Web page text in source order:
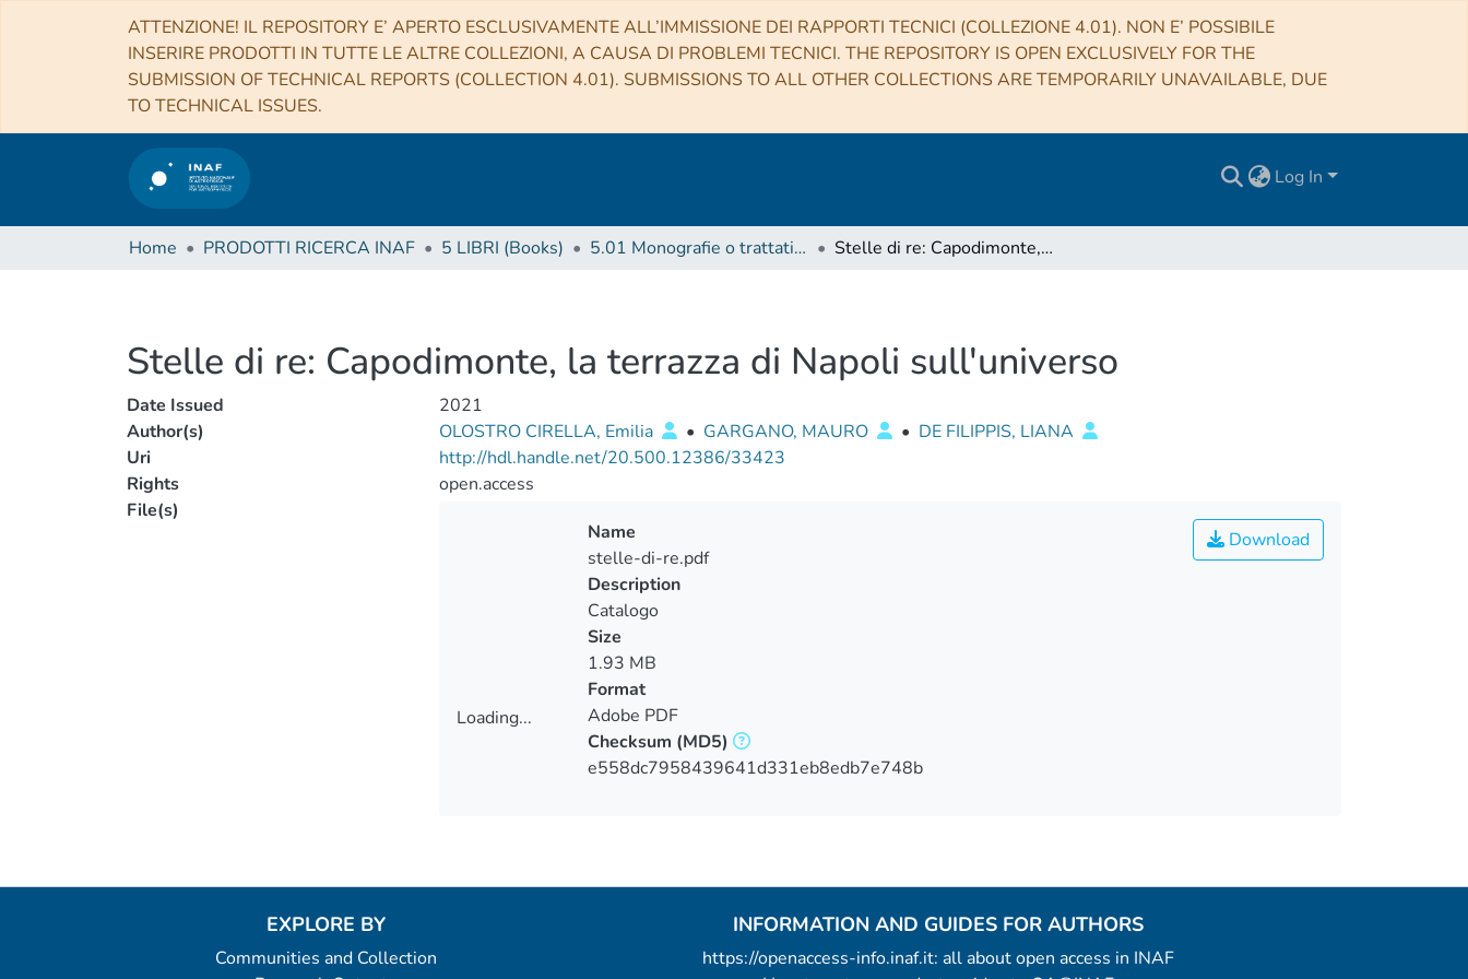
ATTENZIONE! IL REPOSITORY E’ APERTO ESCLUSIVAMENTE ALL’IMMISSIONE DEI RAPPORTI TECNICI (COLLEZIONE 4.01). NON E’ POSSIBILE
INSERIRE PRODOTTI IN TUTTE LE ALTRE COLLEZIONI, A CAUSA DI PROBLEMI TECNICI. THE REPOSITORY IS OPEN EXCLUSIVELY FOR THE
SUBMISSION OF TECHNICAL REPORTS (COLLECTION 4.01). SUBMISSIONS TO ALL OTHER COLLECTIONS ARE TEMPORARILY UNAVAILABLE, DUE
TO TECHNICAL ISSUES.
Log In
Home PRODOTTI RICERCA INAF 5 LIBRI (Books) 5.01 Monografie o trattati scientifici Stelle di re: Capodimonte, la terrazza di Napoli sull'universo
Stelle di re: Capodimonte, la terrazza di Napoli sull'universo
Date Issued
2021
Author(s)
OLOSTRO CIRELLA, Emilia • GARGANO, MAURO • DE FILIPPIS, LIANA
Uri
http://hdl.handle.net/20.500.12386/33423
Rights
open.access
File(s)
Loading...
Download
Name
stelle-di-re.pdf
Description
Catalogo
Size
1.93 MB
Format
Adobe PDF
Checksum (MD5)
e558dc7958439641d331eb8edb7e748b
EXPLORE BY
Communities and Collection
INFORMATION AND GUIDES FOR AUTHORS
https://openaccess-info.inaf.it: all about open access in INAF